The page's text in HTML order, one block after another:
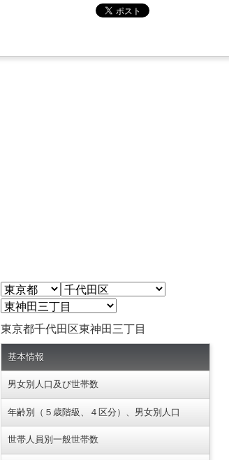
東京都千代田区東神田三丁目
基本情報
男女別人口及び世帯数
年齢別（５歳階級、４区分）、男女別人口
世帯人員別一般世帯数